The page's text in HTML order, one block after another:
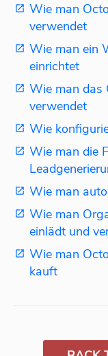
Wie man
verwendet
Wie man ein
einrichtet
Wie man das
verwendet
Wie
Wie man die
Wie man
Wie man
einlädt und
Wie man
kauft